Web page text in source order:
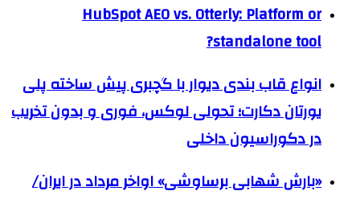
HubSpot AEO vs. Otterly: Platform or
standalone tool?
انواع قاب بندی دیوار با گچبری پیش ساخته پلی
یورتان دکارت؛ تحولی لوکس، فوری و بدون تخریب
در دکوراسیون داخلی
«بارش شهابی برساوشی» اواخر مرداد در ایران/